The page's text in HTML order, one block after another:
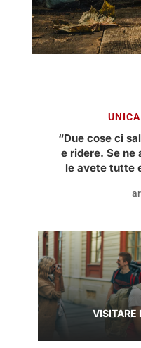
“Due cose ci
e ridere. Se ne
le avete tutte
VISITARE